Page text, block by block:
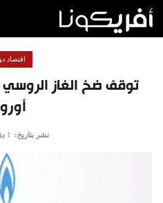
توقف ضخ الغاز الروسي
اقتصاد
نشر بتاريخ: 1 يناير 2025